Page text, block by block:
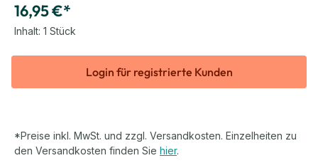
16,95 €*
Inhalt: 1 Stück
Login für registrierte Kunden
*Preise inkl. MwSt. und zzgl. Versandkosten. Einzelheiten zu
den Versandkosten finden Sie hier.